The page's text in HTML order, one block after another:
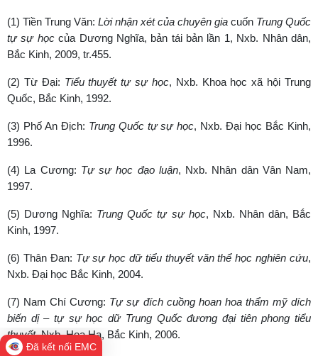
(1) Tiền Trung Văn: Lời nhận xét của chuyên gia cuốn Trung Quốc
tự sự họccủa Dương Nghĩa, bản tái bản lần 1, Nxb. Nhân dân,
Bắc Kinh, 2009, tr.455.
(2) Từ Đại: Tiểu thuyết tự sự học, Nxb. Khoa học xã hội Trung
Quốc, Bắc Kinh, 1992.
(3) Phố An Địch: Trung Quốc tự sự học, Nxb. Đại học Bắc Kinh,
1996.
(4) La Cương: Tự sự học đạo luận, Nxb. Nhân dân Vân Nam,
1997.
(5) Dương Nghĩa: Trung Quốc tự sự học, Nxb. Nhân dân, Bắc
Kinh, 1997.
(6) Thân Đan: Tự sự học dữ tiểu thuyết văn thể học nghiên cứu,
Nxb. Đại học Bắc Kinh, 2004.
(7) Nam Chí Cương: Tự sự đích cuồng hoan hoa thẩm mỹ dích
biến dị – tự sự học dữ Trung Quốc đương đại tiên phong tiểu
thuyết, Nxb. Hoa Hạ, Bắc Kinh, 2006.
Đã kết nối EMC